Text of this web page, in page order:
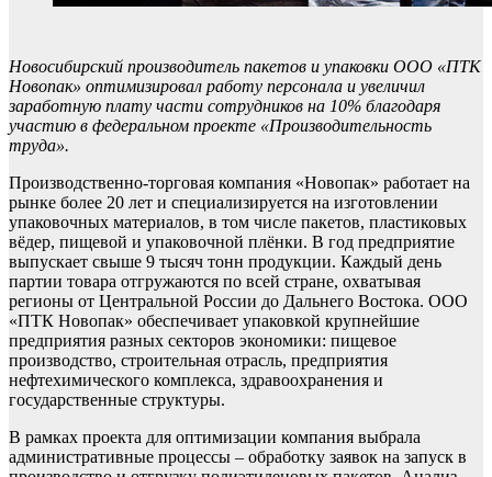
Новосибирский производитель пакетов и упаковки ООО «ПТК
Новопак» оптимизировал работу персонала и увеличил
заработную плату части сотрудников на 10% благодаря
участию в федеральном проекте «Производительность
труда».
Производственно-торговая компания «Новопак» работает на
рынке более 20 лет и специализируется на изготовлении
упаковочных материалов, в том числе пакетов, пластиковых
вёдер, пищевой и упаковочной плёнки. В год предприятие
выпускает свыше 9 тысяч тонн продукции. Каждый день
партии товара отгружаются по всей стране, охватывая
регионы от Центральной России до Дальнего Востока. ООО
«ПТК Новопак» обеспечивает упаковкой крупнейшие
предприятия разных секторов экономики: пищевое
производство, строительная отрасль, предприятия
нефтехимического комплекса, здравоохранения и
государственные структуры.
В рамках проекта для оптимизации компания выбрала
административные процессы – обработку заявок на запуск в